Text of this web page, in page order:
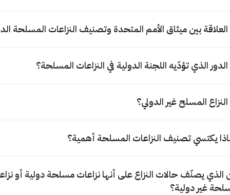
العلاقة بين ميثاق الأمم المتحدة وتصنيف النزاعات المسلحة
الدور الذي تؤدّيه اللجنة الدولية في النزاعات المسلحة؟
المسلح غير الدولي؟
يكتسي تصنيف النزاعات المسلحة أهمية؟
الذي يصنّف حالات النزاع على أنها نزاعات مسلحة دولية أو
غير دولية؟